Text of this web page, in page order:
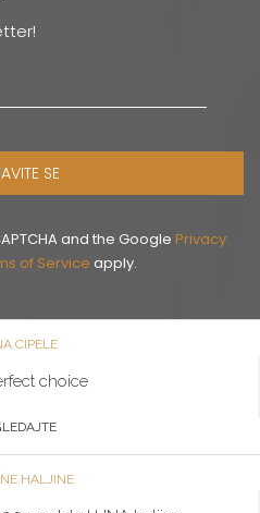
SE
and the Google Privacy
of Service apply.
CIPELE
choice
HALJINE